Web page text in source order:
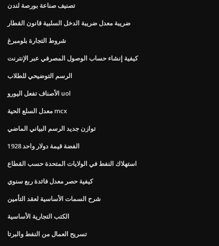
تصنيف صناعة بورصة لندن
ضريبة معدل ضريبة الدخل السلبية قانون القطار
شروط التجارة بلومبرغ
كيفية إنشاء حساب الوصول المصرفي عبر الإنترنت
الرسم التوضيحي للطلاب
الأصناف تفعل اليورو uol
معدل السلع الحية mcx
توازن جديد الرسم البياني الماضي
1928 الفضة قيمة دولار واحد
استهلاك النفط في الولايات المتحدة حسب القطاع
كيفية حصر معدل فائدة ربع سنوي
شرح السمات الأساسية لعقد التأمين
الكتب التجارية الأساسية
تسريح العمال من النفط والبرتا